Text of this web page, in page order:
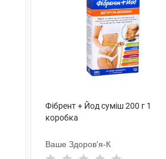
Фібрент + Йод суміш 200 г 1
коробка
Ваше Здоров'я-К